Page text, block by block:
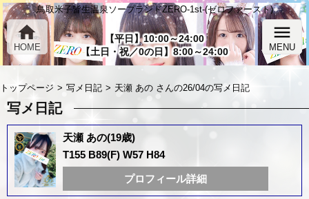
鳥取米子皆生温泉ソープランドZERO-1st-(ゼロファースト)
【平日】10:00～24:00
【土日・祝／0の日】8:00～24:00
home
HOME
menu
MENU
トップページ 写メ日記 天瀬 あの さんの26/04の写メ日記
写メ日記
天瀬 あの(19歳)
T155 B89(F) W57 H84
プロフィール詳細